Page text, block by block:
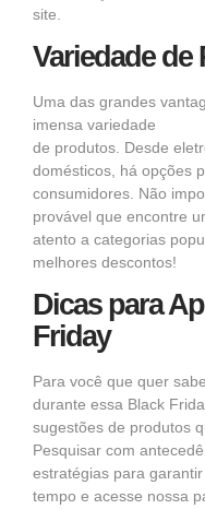
site.
Variedade de
Uma das grandes
imensa variedade
de produtos. Desde
domésticos , há opções
consumidores. Não
provável que encontre
atento a categorias
melhores descontos!
Dicas para
Friday
Para você que quer
durante essa Black
sugestões de produtos
Pesquisar com
estratégias para
tempo e acesse nossa